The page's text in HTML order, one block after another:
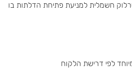
חשמלית למניעת פתיחת הדלתות בו
לפי דרישת הלקוח